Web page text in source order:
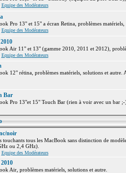
Equipe des Modérateurs
Pro 13" et 15" a écran Retina, problèmes matériels,
Equipe des Modérateurs
Air 11" et 13" (gamme 2010, 2011 et 2012),
Equipe des Modérateurs
12" rétina, problèmes matériels, solutions et
Bar
Pro 13"et 15" Touch Bar (rien à voir avec un bar
noir
touchants tous les MacBook sans distinction de
ou 2,4 GHz).
Equipe des Modérateurs
Air, problèmes matériels, solutions et autre.